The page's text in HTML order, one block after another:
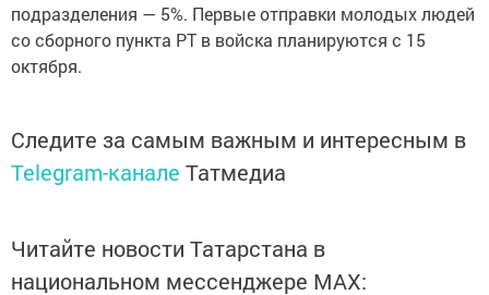
подразделения — 5%. Первые отправки молодых людей
со сборного пункта РТ в войска планируются с 15
октября.
Следите за самым важным и интересным в
Telegram-канале Татмедиа
Читайте новости Татарстана в
национальном мессенджере MАХ: